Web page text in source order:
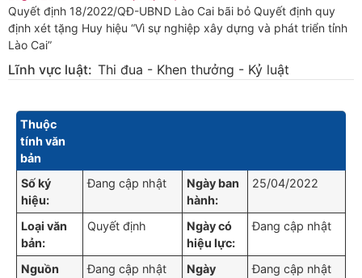
Quyết định 18/2022/QĐ-UBND Lào Cai bãi bỏ Quyết định quy
định xét tặng Huy hiệu “Vì sự nghiệp xây dựng và phát triển tỉnh
Lào Cai”
Lĩnh vực luật: Thi đua - Khen thưởng - Kỷ luật
Thuộc
tính văn
bản
Số ký
hiệu:
Đang cập nhật
Ngày ban
hành:
25/04/2022
Loại văn
bản:
Quyết định
Ngày có
hiệu lực:
Đang cập nhật
Nguồn
Đang cập nhật
Ngày
Đang cập nhật